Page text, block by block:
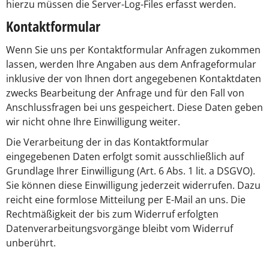
hierzu müssen die Server-Log-Files erfasst werden.
Kontaktformular
Wenn Sie uns per Kontaktformular Anfragen zukommen
lassen, werden Ihre Angaben aus dem Anfrageformular
inklusive der von Ihnen dort angegebenen Kontaktdaten
zwecks Bearbeitung der Anfrage und für den Fall von
Anschlussfragen bei uns gespeichert. Diese Daten geben
wir nicht ohne Ihre Einwilligung weiter.
Die Verarbeitung der in das Kontaktformular
eingegebenen Daten erfolgt somit ausschließlich auf
Grundlage Ihrer Einwilligung (Art. 6 Abs. 1 lit. a DSGVO).
Sie können diese Einwilligung jederzeit widerrufen. Dazu
reicht eine formlose Mitteilung per E-Mail an uns. Die
Rechtmäßigkeit der bis zum Widerruf erfolgten
Datenverarbeitungsvorgänge bleibt vom Widerruf
unberührt.